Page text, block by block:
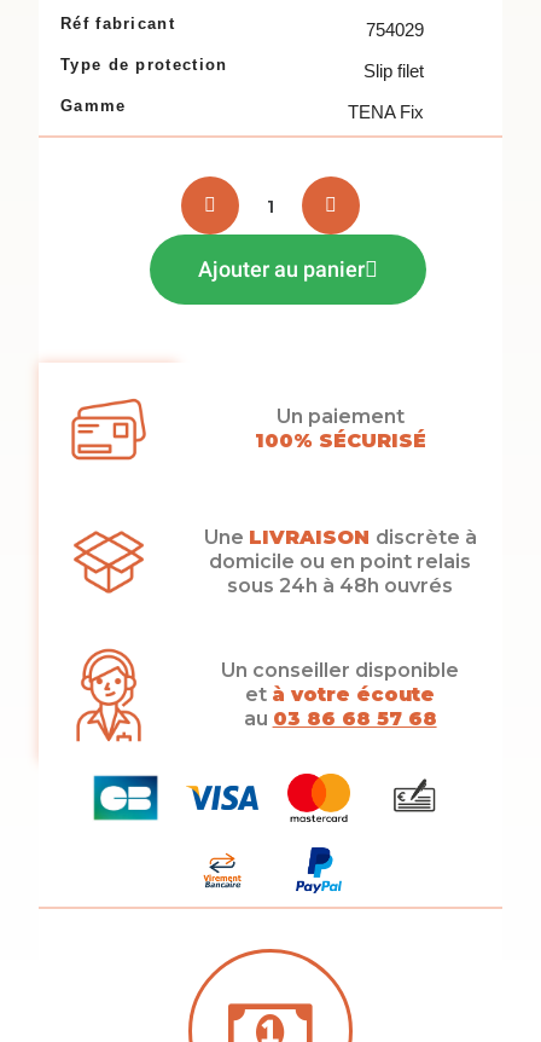
Réf fabricant 754029
Type de protection Slip filet
Gamme TENA Fix
Ajouter au panier
Un paiement
100% SÉCURISÉ
Une LIVRAISON discrète à
domicile ou en point relais
sous 24h à 48h ouvrés
Un conseiller disponible
et à votre écoute
au 03 86 68 57 68